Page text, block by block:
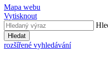
Mapa webu
Vytisknout
Hledat
rozšířené vyhledávání